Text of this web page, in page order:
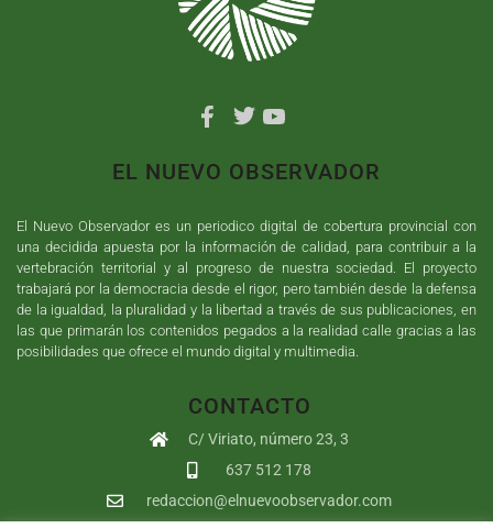
EL NUEVO OBSERVADOR
El Nuevo Observador es un periodico digital de cobertura provincial con
una decidida apuesta por la información de calidad, para contribuir a la
vertebración territorial y al progreso de nuestra sociedad. El proyecto
trabajará por la democracia desde el rigor, pero también desde la defensa
de la igualdad, la pluralidad y la libertad a través de sus publicaciones, en
las que primarán los contenidos pegados a la realidad calle gracias a las
posibilidades que ofrece el mundo digital y multimedia.
CONTACTO
C/ Viriato, número 23, 3
637 512 178
redaccion@elnuevoobservador.com